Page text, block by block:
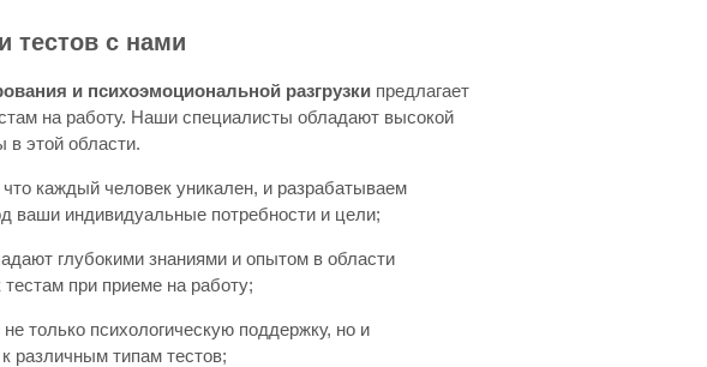
тестов с нами
и психоэмоциональной разгрузки предлагает
на работу. Наши специалисты обладают высокой
в этой области.
каждый человек уникален, и разрабатываем
ваши индивидуальные потребности и цели;
глубокими знаниями и опытом в области
тестам при приеме на работу;
только психологическую поддержку, но и
различным типам тестов;